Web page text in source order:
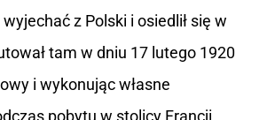
z Polski i osiedlił się w
tam w dniu 17 lutego 1920
i wykonując własne
pobytu w stolicy Francji